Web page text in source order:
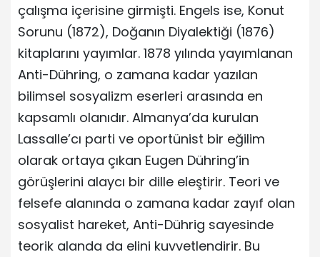
çalışma içerisine girmişti. Engels ise, Konut
Sorunu (1872), Doğanın Diyalektiği (1876)
kitaplarını yayımlar. 1878 yılında yayımlanan
Anti-Dühring, o zamana kadar yazılan
bilimsel sosyalizm eserleri arasında en
kapsamlı olanıdır. Almanya’da kurulan
Lassalle’cı parti ve oportünist bir eğilim
olarak ortaya çıkan Eugen Dühring’in
görüşlerini alaycı bir dille eleştirir. Teori ve
felsefe alanında o zamana kadar zayıf olan
sosyalist hareket, Anti-Dührig sayesinde
teorik alanda da elini kuvvetlendirir. Bu